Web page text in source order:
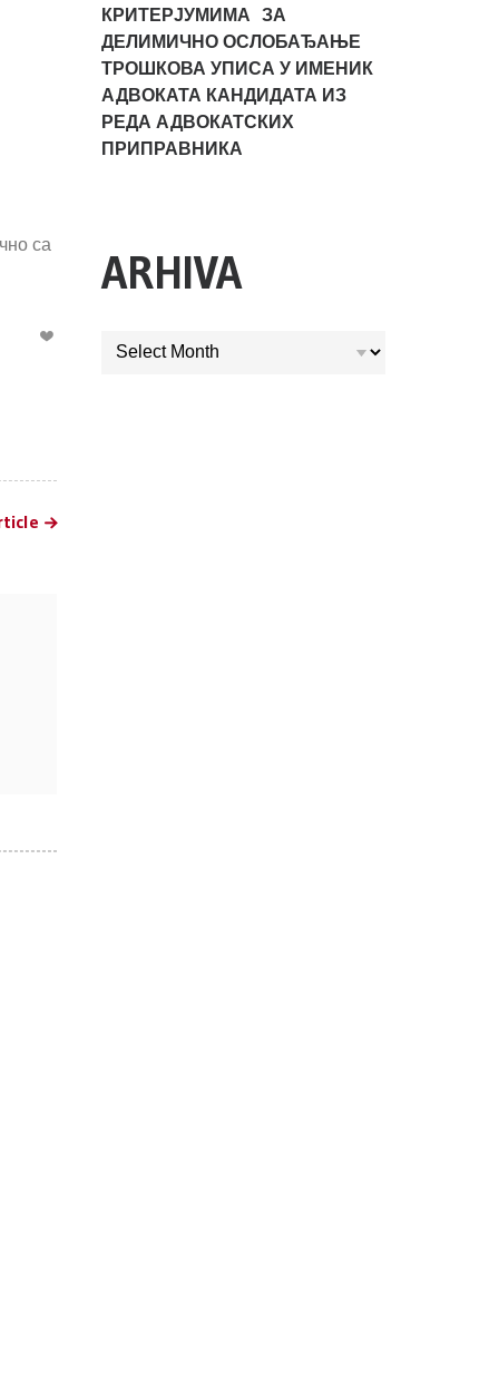
са
КРИТЕРЈУМИМА ЗА
ДЕЛИМИЧНО ОСЛОБАЂАЊЕ
ТРОШКОВА УПИСА У ИМЕНИК
АДВОКАТА КАНДИДАТА ИЗ
РЕДА АДВОКАТСКИХ
ПРИПРАВНИКА
ARHIVA
ARHIVA